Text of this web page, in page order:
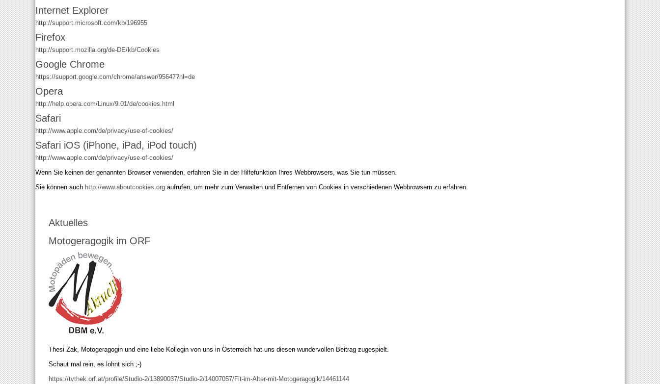
Internet Explorer
http://support.microsoft.com/kb/196955
Firefox
http://support.mozilla.org/de-DE/kb/Cookies
Google Chrome
https://support.google.com/chrome/answer/95647?hl=de
Opera
http://help.opera.com/Linux/9.01/de/cookies.html
Safari
http://www.apple.com/de/privacy/use-of-cookies/
Safari iOS (iPhone, iPad, iPod touch)
http://www.apple.com/de/privacy/use-of-cookies/
Wenn Sie keinen der genannten Browser verwenden, erfahren Sie in der Hilfefunktion Ihres Webbrowsers, was Sie tun müssen.
Sie können auch http://www.aboutcookies.org aufrufen, um mehr zum Verwalten und Entfernen von Cookies in verschiedenen Webbrowsern zu erfahren.
Aktuelles
Motogeragogik im ORF
Thesi Zak, Motogeragogin und eine liebe Kollegin von uns in Österreich hat uns diesen wundervollen Beitrag zugespielt.
Schaut mal rein, es lohnt sich ;-)
https://tvthek.orf.at/profile/Studio-2/13890037/Studio-2/14007057/Fit-im-Alter-mit-Motogeragogik/14461144